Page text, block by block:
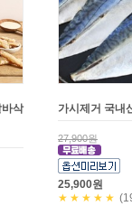
삭
가시제거 국내
27,900원
25,900원
★★★★★